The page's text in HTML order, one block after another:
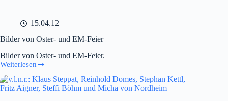
15.04.12
Bilder von Oster- und EM-Feier
Bilder von Oster- und EM-Feier.
Weiterlesen
Bilder
von
Oster-